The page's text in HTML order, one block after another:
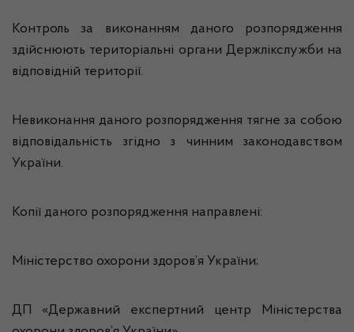
Контроль за виконанням даного розпорядження
здійснюють територіальні органи Держлікслужби на
відповідній території.
Невиконання даного розпорядження тягне за собою
відповідальність згідно з чинним законодавством
України.
Копії даного розпорядження направлені:
Міністерство охорони здоров’я України;
ДП «Державний експертний центр Міністерства